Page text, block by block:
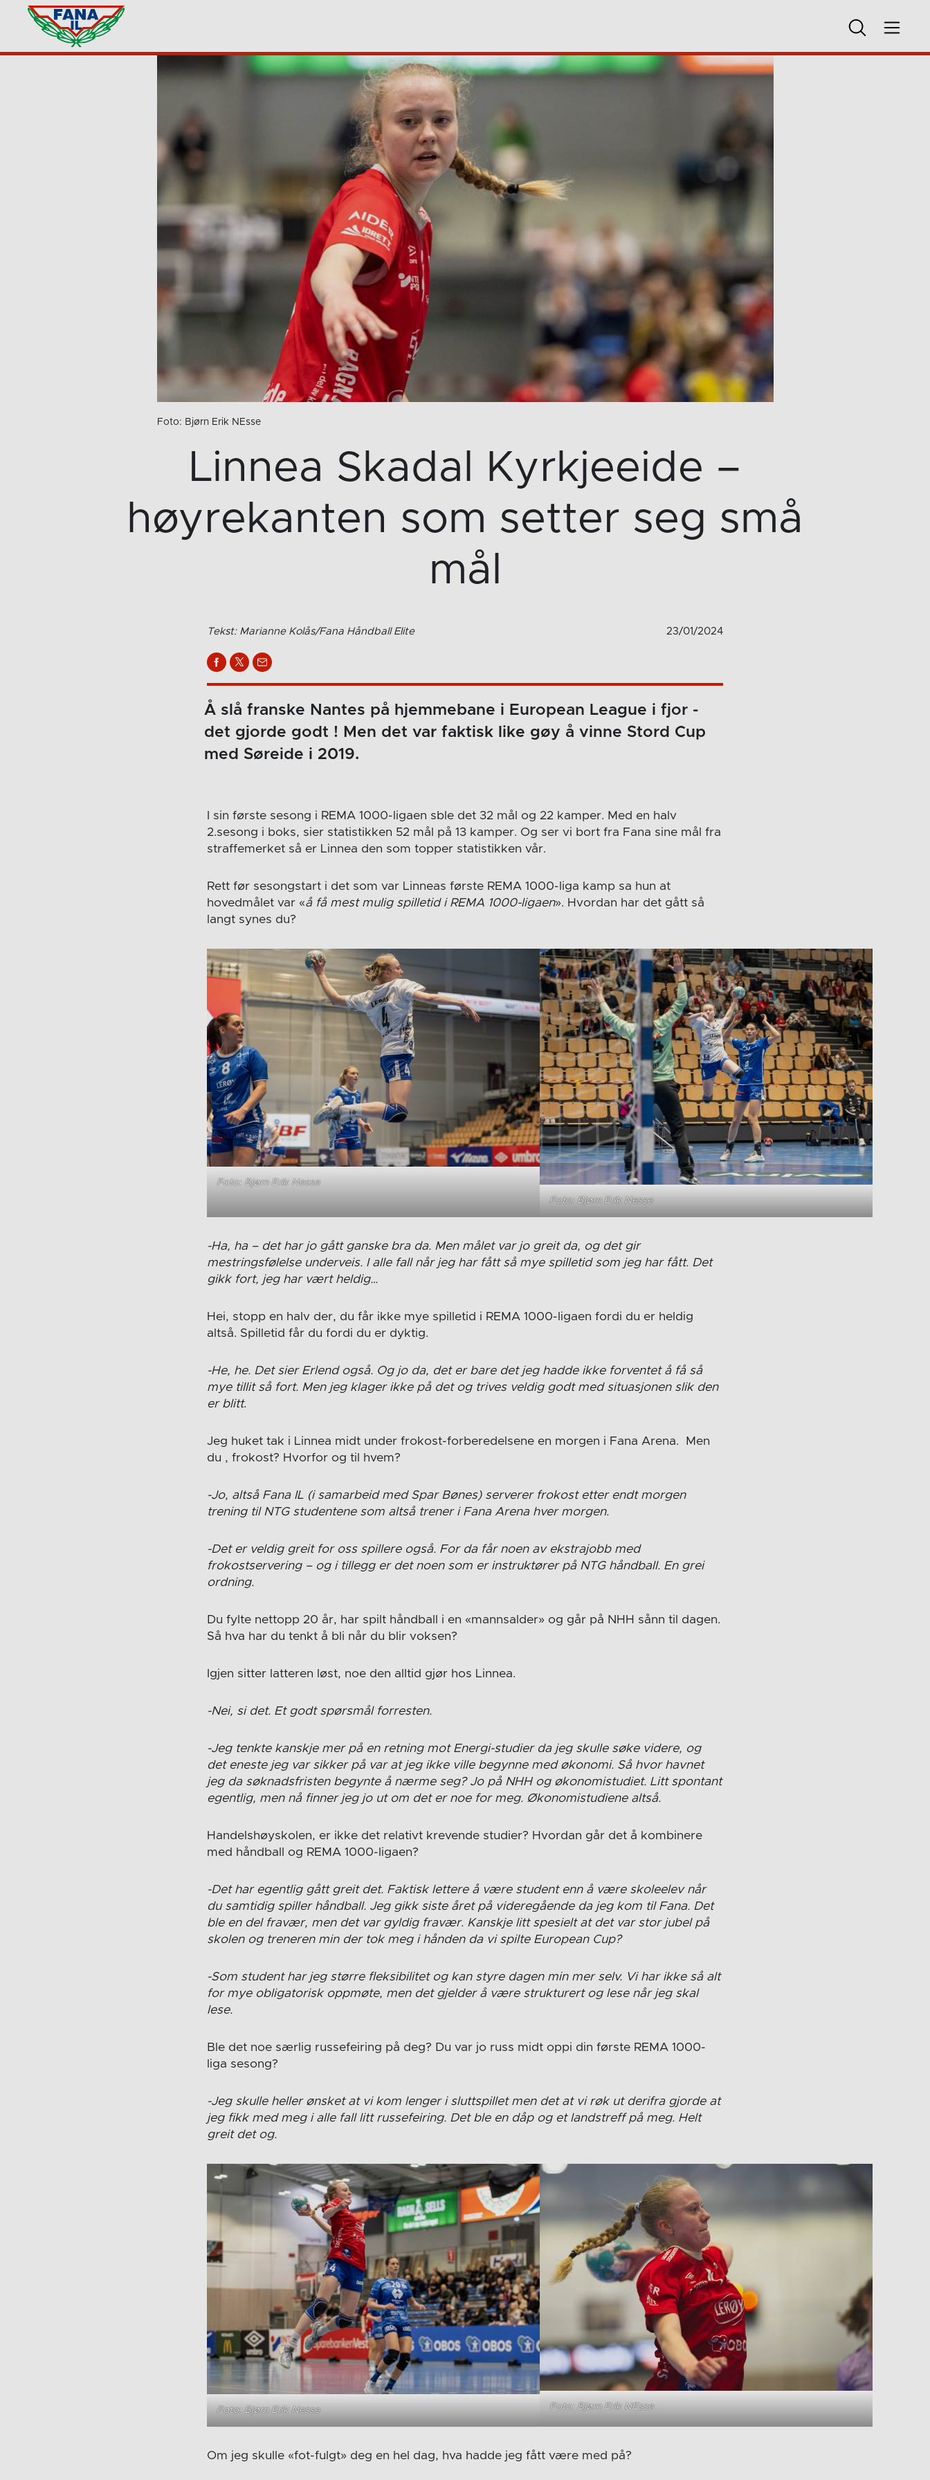
Foto: Bjørn Erik NEsse
Linnea Skadal Kyrkjeeide –
høyrekanten som setter seg små
mål
Tekst: Marianne Kolås/Fana Håndball Elite 23/01/2024
Å slå franske Nantes på hjemmebane i European League i fjor -
det gjorde godt ! Men det var faktisk like gøy å vinne Stord Cup
med Søreide i 2019.
I sin første sesong i REMA 1000-ligaen sble det 32 mål og 22 kamper. Med en halv
2.sesong i boks, sier statistikken 52 mål på 13 kamper. Og ser vi bort fra Fana sine mål fra
straffemerket så er Linnea den som topper statistikken vår.
Rett før sesongstart i det som var Linneas første REMA 1000-liga kamp sa hun at
hovedmålet var «å få mest mulig spilletid i REMA 1000-ligaen». Hvordan har det gått så
langt synes du?
Foto: Bjørn Erik Nesse
Foto: Bjørn Erik Nesse
-Ha, ha – det har jo gått ganske bra da. Men målet var jo greit da, og det gir
mestringsfølelse underveis. I alle fall når jeg har fått så mye spilletid som jeg har fått. Det
gikk fort, jeg har vært heldig…
Hei, stopp en halv der, du får ikke mye spilletid i REMA 1000-ligaen fordi du er heldig
altså. Spilletid får du fordi du er dyktig.
-He, he. Det sier Erlend også. Og jo da, det er bare det jeg hadde ikke forventet å få så
mye tillit så fort. Men jeg klager ikke på det og trives veldig godt med situasjonen slik den
er blitt.
Jeg huket tak i Linnea midt under frokost-forberedelsene en morgen i Fana Arena. Men
du , frokost? Hvorfor og til hvem?
-Jo, altså Fana IL (i samarbeid med Spar Bønes) serverer frokost etter endt morgen
trening til NTG studentene som altså trener i Fana Arena hver morgen.
-Det er veldig greit for oss spillere også. For da får noen av ekstrajobb med
frokostservering – og i tillegg er det noen som er instruktører på NTG håndball. En grei
ordning.
Du fylte nettopp 20 år, har spilt håndball i en «mannsalder» og går på NHH sånn til dagen.
Så hva har du tenkt å bli når du blir voksen?
Igjen sitter latteren løst, noe den alltid gjør hos Linnea.
-Nei, si det. Et godt spørsmål forresten.
-Jeg tenkte kanskje mer på en retning mot Energi-studier da jeg skulle søke videre, og
det eneste jeg var sikker på var at jeg ikke ville begynne med økonomi. Så hvor havnet
jeg da søknadsfristen begynte å nærme seg? Jo på NHH og økonomistudiet. Litt spontant
egentlig, men nå finner jeg jo ut om det er noe for meg. Økonomistudiene altså.
Handelshøyskolen, er ikke det relativt krevende studier? Hvordan går det å kombinere
med håndball og REMA 1000-ligaen?
-Det har egentlig gått greit det. Faktisk lettere å være student enn å være skoleelev når
du samtidig spiller håndball. Jeg gikk siste året på videregående da jeg kom til Fana. Det
ble en del fravær, men det var gyldig fravær. Kanskje litt spesielt at det var stor jubel på
skolen og treneren min der tok meg i hånden da vi spilte European Cup?
-Som student har jeg større fleksibilitet og kan styre dagen min mer selv. Vi har ikke så alt
for mye obligatorisk oppmøte, men det gjelder å være strukturert og lese når jeg skal
lese.
Ble det noe særlig russefeiring på deg? Du var jo russ midt oppi din første REMA 1000-
liga sesong?
-Jeg skulle heller ønsket at vi kom lenger i sluttspillet men det at vi røk ut derifra gjorde at
jeg fikk med meg i alle fall litt russefeiring. Det ble en dåp og et landstreff på meg. Helt
greit det og.
Foto: Bjørn Erik Nesse Foto: Bjørn Erik NEsse
Om jeg skulle «fot-fulgt» deg en hel dag, hva hadde jeg fått være med på?